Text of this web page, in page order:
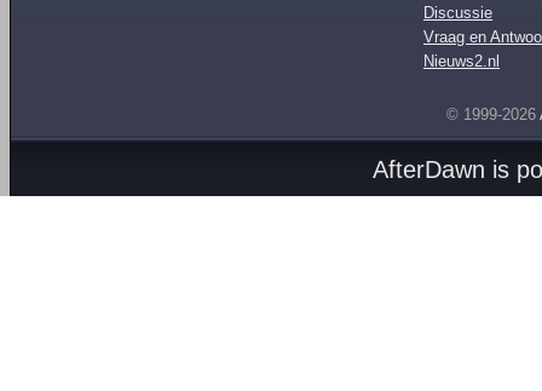
Discussie
Vraag en
Nieuws2.nl
© 1999-2026
AfterDawn is